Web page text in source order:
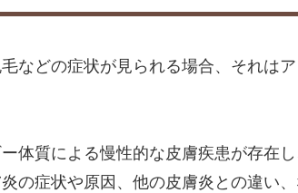
などの症状が見られる場合、それは
体質による慢性的な皮膚疾患が存在
の症状や原因、他の皮膚炎との違い